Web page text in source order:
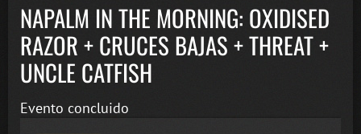
NAPALM IN THE MORNING: OXIDISED
RAZOR + CRUCES BAJAS + THREAT +
UNCLE CATFISH
Evento concluido